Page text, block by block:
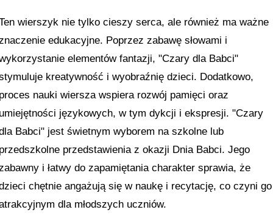
wierszyk nie tylko cieszy serca, ale również ma ważne
edukacyjne. Poprzez zabawę słowami i
elementów fantazji, "Czary dla Babci"
kreatywność i wyobraźnię dzieci. Dodatkowo,
nauki wiersza wspiera rozwój pamięci oraz
językowych, w tym dykcji i ekspresji. "Czary
Babci" jest świetnym wyborem na szkolne lub
przedstawienia z okazji Dnia Babci. Jego
i łatwy do zapamiętania charakter sprawia, że
chętnie angażują się w naukę i recytację, co czyni go
dla młodszych uczniów.